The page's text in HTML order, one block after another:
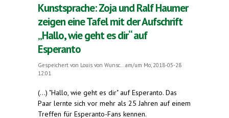
Kunstsprache: Zoja und Ralf Haumer
zeigen eine Tafel mit der Aufschrift
„Hallo, wie geht es dir“ auf
Esperanto
Gespeichert von Louis von Wunsc...
am/um Mo, 2018-05-28
12:01
(...) "Hallo, wie geht es dir" auf Esperanto. Das
Paar lernte sich vor mehr als 25 Jahren auf einem
Treffen für Esperanto-Fans kennen.